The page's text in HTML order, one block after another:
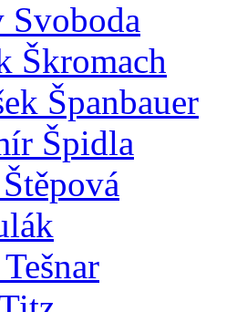
Svoboda
Škromach
Španbauer
Špidla